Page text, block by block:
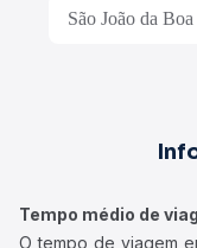
São João da
Tempo médio de
O tempo de viagem